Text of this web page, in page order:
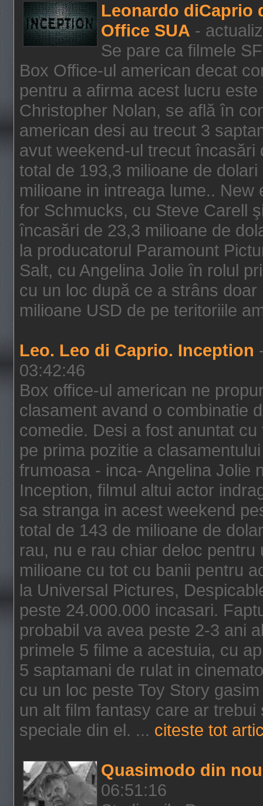
Leonardo diCaprio
Office SUA -
Se pare ca filmele
Box Office-ul american decat
pentru a afirma acest lucru
Christopher Nolan, se află în
american desi au trecut 3
avut weekend-ul trecut încasări
total de 193,3 milioane de
milioane in intreaga lume..
for Schmucks, cu Steve Carell
încasări de 23,3 milioane de
la producatorul Paramount
Salt, cu Angelina Jolie în rolul
cu un loc după ce a strâns
milioane USD de pe teritoriile
Leo. Leo di Caprio. Inception
03:42:46
Box office-ul american ne
clasament avand o combinatie
comedie. Desi a fost anuntat
pe prima pozitie a
frumoasa - inca- Angelina Jolie
Inception, filmul altui actor
sa stranga in acest weekend
total de 143 de milioane de
rau, nu e rau chiar deloc
milioane cu tot cu banii pentru
la Universal Pictures,
peste 24.000.000 incasari.
probabil va avea peste 2-3 ani
primele 5 filme a acestuia, cu
5 saptamani de rulat in
cu un loc peste Toy Story
un alt film fantasy care ar
speciale din el. ... citeste tot
Quasimodo din
06:51:16